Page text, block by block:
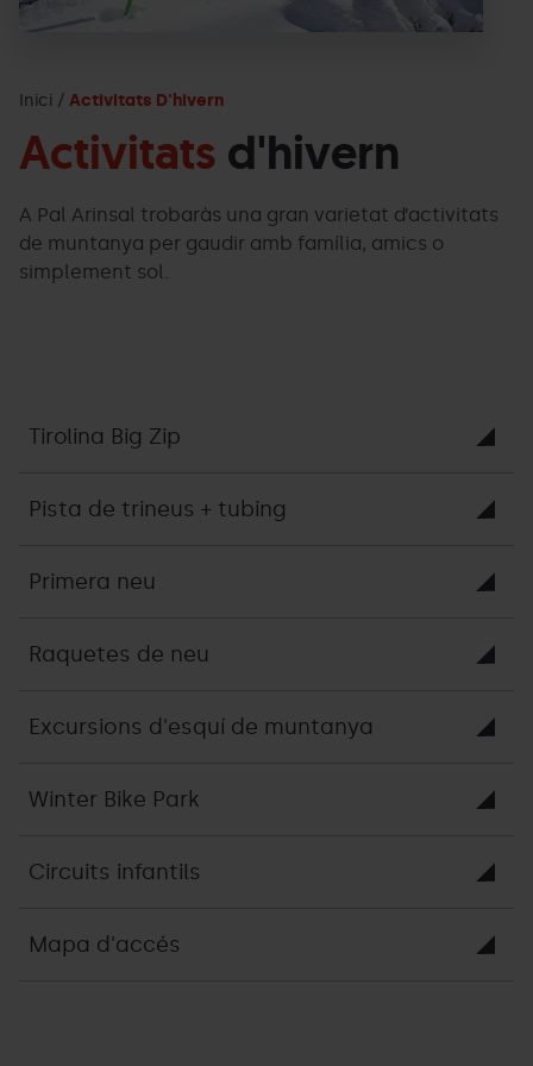
Inici Activitats D'hivern
Activitats d'hivern
A Pal Arinsal trobaràs una gran varietat d’activitats
de muntanya per gaudir amb família, amics o
simplement sol.
Tirolina Big Zip
Pista de trineus + tubing
Primera neu
Raquetes de neu
Excursions d'esquí de muntanya
Winter Bike Park
Circuits infantils
Mapa d'accés